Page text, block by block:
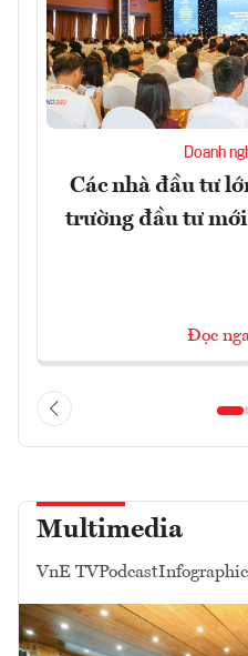
Doanh
Các nhà đầu tư
trường đầu tư
Đọc
Multimedia
VnE TVPodcast